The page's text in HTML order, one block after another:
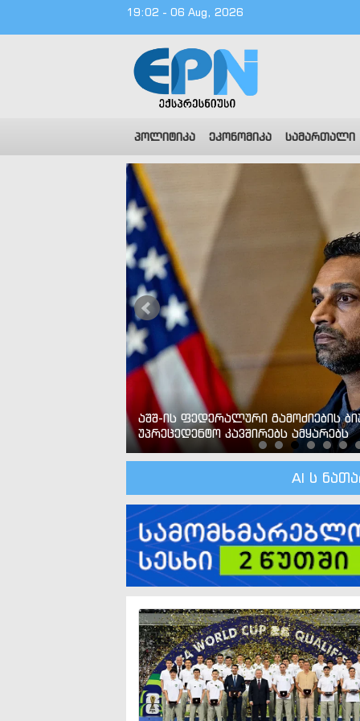
19:02 - 06 Aug, 2026
პოლიტიკა ეკონომიკა სამართალი
აშშ-ის ფედერალური გამოძიების
უპრეცედენტო კავშირებს ამყარებს
AI ს